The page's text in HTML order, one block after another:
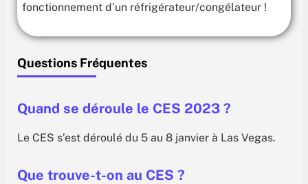
fonctionnement d’un réfrigérateur/congélateur !
Questions Fréquentes
Quand se déroule le CES 2023 ?
Le CES s’est déroulé du 5 au 8 janvier à Las Vegas.
Que trouve-t-on au CES ?